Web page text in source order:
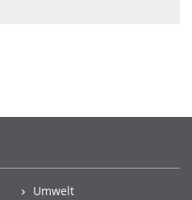
Umwelt